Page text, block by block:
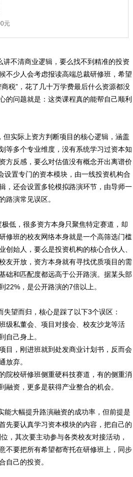
元
不清商业逻辑，要么找不到精准的投资
不少人会考虑报读高端总裁研修班，希望
税”，花了几十万学费最后什么资源都没
的问题就是：这类课程真的能帮自己顺利
但实际上资方判断项目的核心逻辑，涵盖
等多个专业维度，没有系统学习过资本知
方反感，要么对估值没有概念开出离谱价
设置专门的资本模块，由一线投资机构合
，还会设置多轮模拟路演环节，由导师一
路演常见误区。
低，很多资方本身只聚焦特定赛道，却
修班的校友网络本身就是一个高筛选门槛
始人，要么是投资机构的核心合伙人、
友开放，资方本身就有寻找优质项目的需
础和匹配度都远高于公开路演。据某头部
，是公开路演的7倍以上。
望而归，核心是踩了以下3个误区：
级私董会、项目对接会、校友沙龙等活
自己身上。
目，刚进班就到处发商业计划书，反而会
放弃。
院校研修班侧重硬科技赛道，有的侧重消
资，更多是获得产业整合的机会。
能大幅提升路演融资的成功率，但前提是
先要认真学习资本模块的内容，把自己的
，其次要主动参与各类校友对接活动，
不要把所有希望都寄托在研修班上，同步
自己的投资。